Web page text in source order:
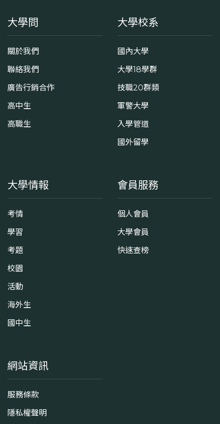
大學問
關於我們
聯絡我們
廣告行銷合作
高中生
高職生
大學校系
國內大學
大學18學群
技職20群類
軍警大學
入學管道
國外留學
大學情報
考情
學習
考題
校園
活動
海外生
國中生
會員服務
個人會員
大學會員
快速查榜
網站資訊
服務條款
隱私權聲明